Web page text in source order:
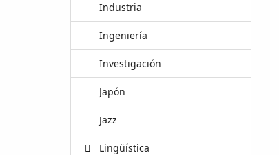
Industria
Ingeniería
Investigación
Japón
Jazz
Lingüística